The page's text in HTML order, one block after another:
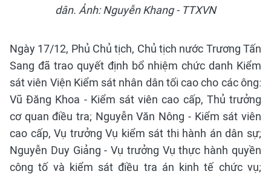
dân. Ảnh: Nguyễn Khang - TTXVN
Ngày 17/12, Phủ Chủ tịch, Chủ tịch nước Trương Tấn
Sang đã trao quyết định bổ nhiệm chức danh Kiểm
sát viên Viện Kiểm sát nhân dân tối cao cho các ông:
Vũ Đăng Khoa - Kiểm sát viên cao cấp, Thủ trưởng
cơ quan điều tra; Nguyễn Văn Nông - Kiểm sát viên
cao cấp, Vụ trưởng Vụ kiểm sát thi hành án dân sự;
Nguyễn Duy Giảng - Vụ trưởng Vụ thực hành quyền
công tố và kiểm sát điều tra án kinh tế chức vụ;